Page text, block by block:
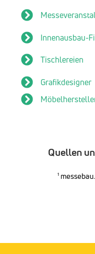
Innenausbau-
Tischlereien
Grafikdesigner
Quellen
¹